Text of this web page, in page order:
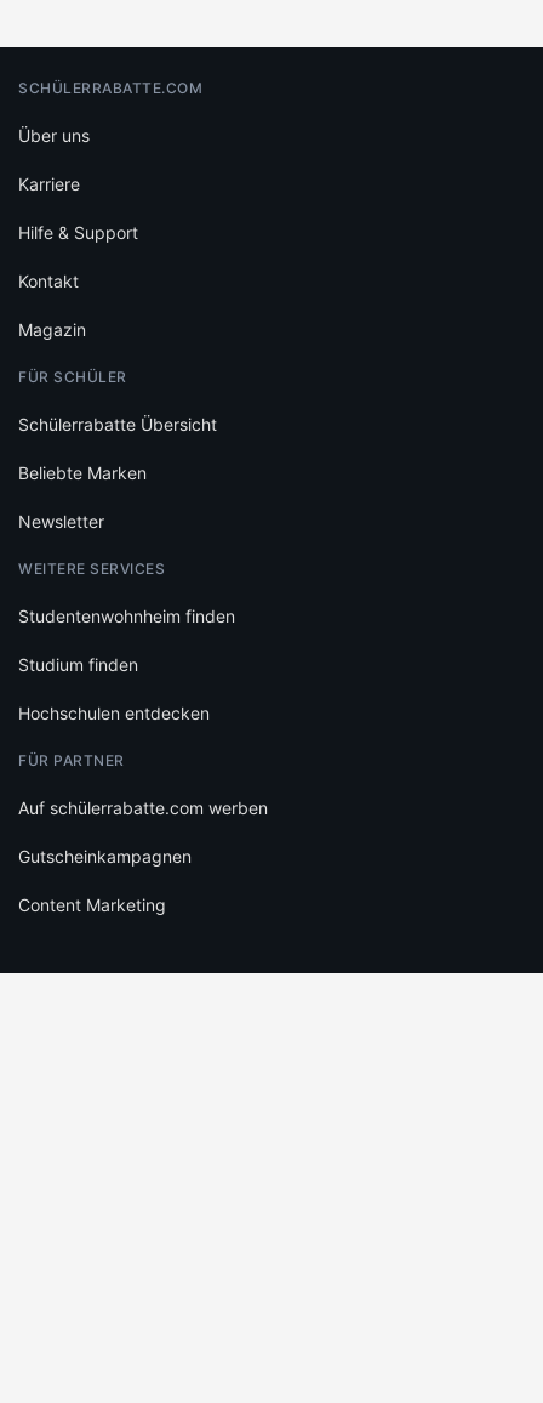
SCHÜLERRABATTE.COM
Über uns
Karriere
Hilfe & Support
Kontakt
Magazin
FÜR SCHÜLER
Schülerrabatte Übersicht
Beliebte Marken
Newsletter
WEITERE SERVICES
Studentenwohnheim finden
Studium finden
Hochschulen entdecken
FÜR PARTNER
Auf schülerrabatte.com werben
Gutscheinkampagnen
Content Marketing